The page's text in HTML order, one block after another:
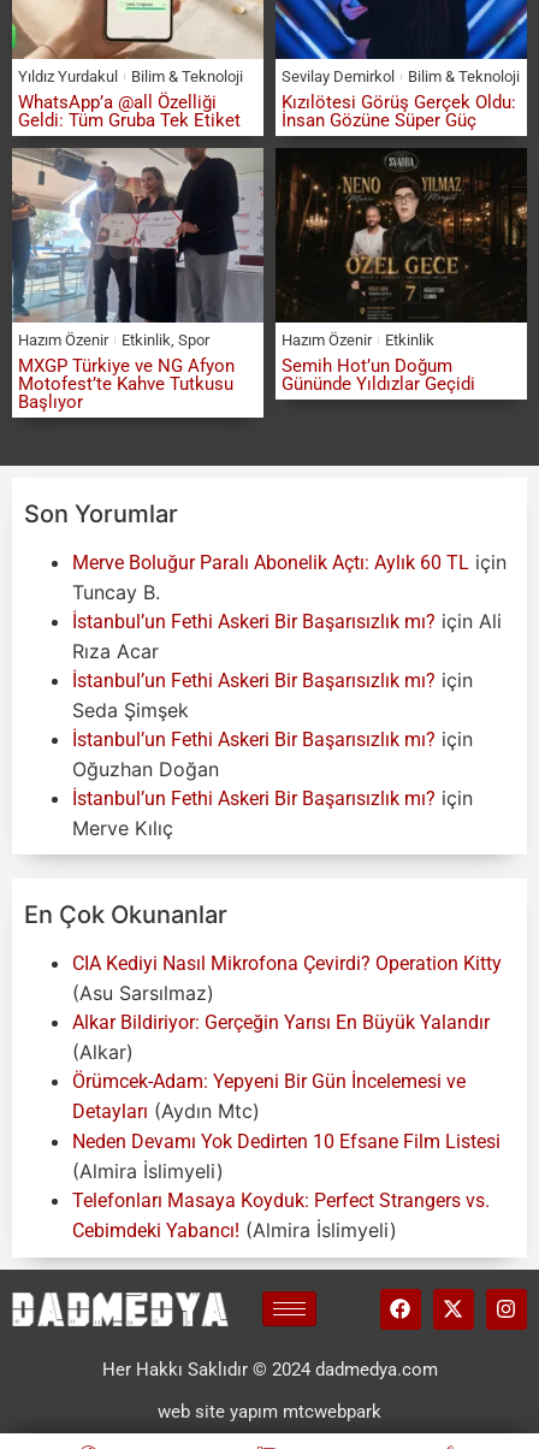
Yıldız Yurdakul Bilim & Teknoloji
WhatsApp’a @all Özelliği
Geldi: Tüm Gruba Tek Etiket
Sevilay Demirkol Bilim & Teknoloji
Kızılötesi Görüş Gerçek Oldu:
İnsan Gözüne Süper Güç
Hazım Özenir Etkinlik, Spor
MXGP Türkiye ve NG Afyon
Motofest’te Kahve Tutkusu
Başlıyor
Hazım Özenir Etkinlik
Semih Hot’un Doğum
Gününde Yıldızlar Geçidi
Son Yorumlar
Merve Boluğur Paralı Abonelik Açtı: Aylık 60 TL için
Tuncay B.
İstanbul’un Fethi Askeri Bir Başarısızlık mı? için Ali
Rıza Acar
İstanbul’un Fethi Askeri Bir Başarısızlık mı? için
Seda Şimşek
İstanbul’un Fethi Askeri Bir Başarısızlık mı? için
Oğuzhan Doğan
İstanbul’un Fethi Askeri Bir Başarısızlık mı? için
Merve Kılıç
En Çok Okunanlar
CIA Kediyi Nasıl Mikrofona Çevirdi? Operation Kitty
(Asu Sarsılmaz)
Alkar Bildiriyor: Gerçeğin Yarısı En Büyük Yalandır
(Alkar)
Örümcek-Adam: Yepyeni Bir Gün İncelemesi ve
Detayları (Aydın Mtc)
Neden Devamı Yok Dedirten 10 Efsane Film Listesi
(Almira İslimyeli)
Telefonları Masaya Koyduk: Perfect Strangers vs.
Cebimdeki Yabancı! (Almira İslimyeli)
Her Hakkı Saklıdır © 2024 dadmedya.com
web site yapım mtcwebpark